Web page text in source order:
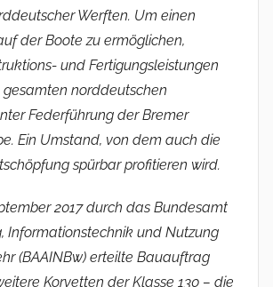
Werften. Um einen
der Boote zu ermöglichen,
und Fertigungsleistungen
norddeutschen
Federführung der Bremer
Ein Umstand, von dem auch die
spürbar profitieren wird.
2017 durch das Bundesamt
Informationstechnik und Nutzung
(BAAINBw) erteilte Bauauftrag
Korvetten der Klasse 130 – die